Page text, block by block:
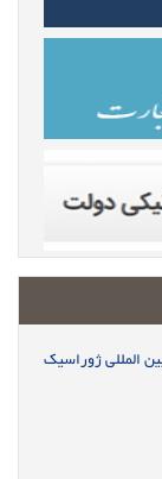
المللی ژوراسیک